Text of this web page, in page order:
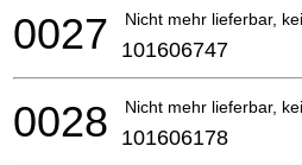
Nicht mehr lieferbar,
0027 101606747
Nicht mehr lieferbar,
0028 101606178